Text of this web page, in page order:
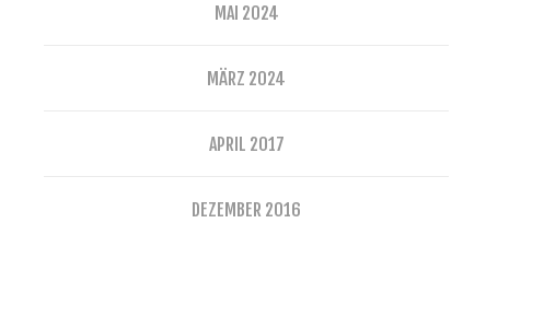
MAI 2024
MÄRZ 2024
APRIL 2017
DEZEMBER 2016